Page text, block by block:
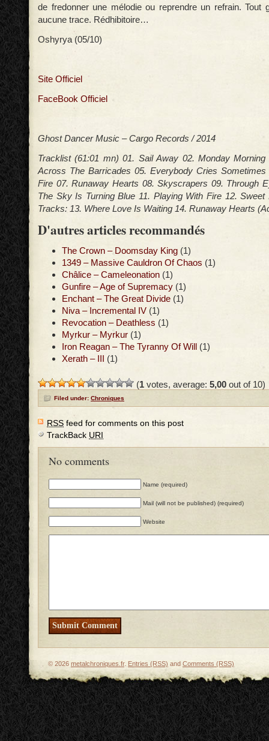
de fredonner une mélodie ou reprendre un refrain. Tout
aucune trace. Rédhibitoire…
Oshyrya (05/10)
Site Officiel
FaceBook Officiel
Ghost Dancer Music – Cargo Records / 2014
Tracklist (61:01 mn) 01. Sail Away 02. Monday
Across The Barricades 05. Everybody Cries Sometimes
Fire 07. Runaway Hearts 08. Skyscrapers 09. Through
The Sky Is Turning Blue 11. Playing With Fire 12. Sweet
Tracks: 13. Where Love Is Waiting 14. Runaway Hearts
D'autres articles recommandés
The Crown – Doomsday King (1)
1349 – Massive Cauldron Of Chaos (1)
Châlice – Cameleonation (1)
Gunfire – Age of Supremacy (1)
Enchant – The Great Divide (1)
Niva – Incremental IV (1)
Revocation – Deathless (1)
Myrkur – Myrkur (1)
Iron Reagan – The Tyranny Of Will (1)
Xerath – III (1)
(1 votes, average: 5,00 out of 10)
Filed under: Chroniques
RSS feed for comments on this post
TrackBack URI
No comments
Name (required)
Mail (will not be published) (required)
Website
© 2026 metalchroniques.fr. Entries (RSS) and Comments (RSS)